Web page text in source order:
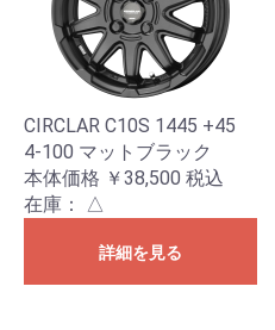
CIRCLAR C10S 1445 +45
4-100 マットブラック
本体価格 ￥38,500 税込
在庫：
△
詳細を見る